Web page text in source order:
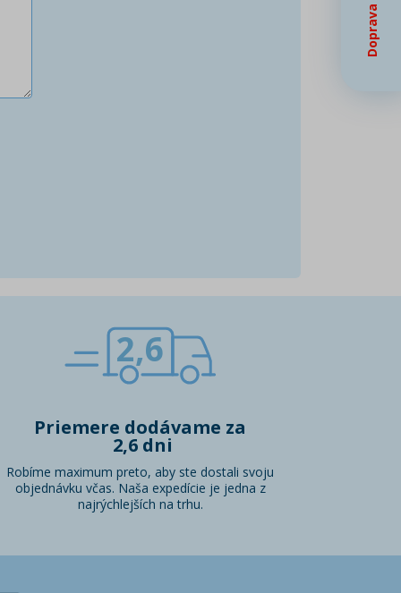
2,6
Priemere dodávame za
2,6 dni
Robíme maximum preto, aby ste dostali svoju
objednávku včas. Naša expedície je jedna z
najrýchlejších na trhu.